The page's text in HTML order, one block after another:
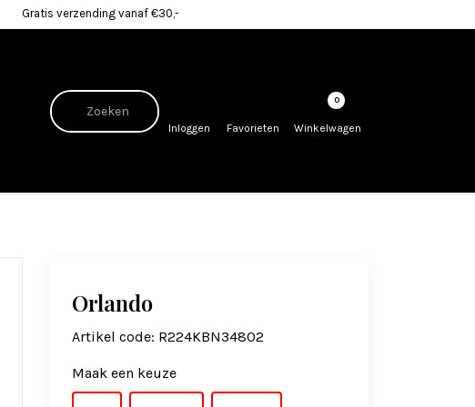
Gratis verzending vanaf €30,-
Inloggen Favorieten
0
Winkelwagen
Orlando
Artikel code: R224KBN34802
Maak een keuze